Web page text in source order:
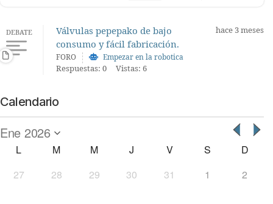
DEBATE
Válvulas pepepako de bajo
consumo y fácil fabricación.
hace 3 meses
FORO Empezar en la robotica
Respuestas: 0 Vistas: 6
Calendario
L M M J V S
D
27
28 29 30 31 1 2